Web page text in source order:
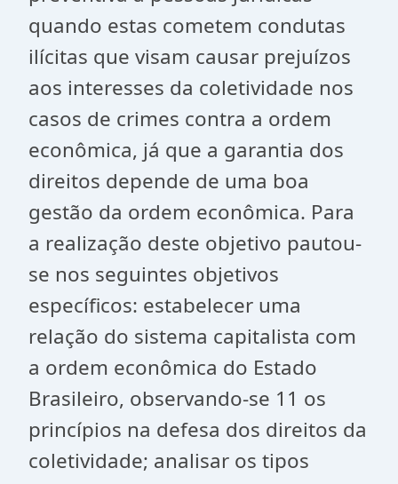
quando estas cometem condutas
ilícitas que visam causar prejuízos
aos interesses da coletividade nos
casos de crimes contra a ordem
econômica, já que a garantia dos
direitos depende de uma boa
gestão da ordem econômica. Para
a realização deste objetivo pautou-
se nos seguintes objetivos
específicos: estabelecer uma
relação do sistema capitalista com
a ordem econômica do Estado
Brasileiro, observando-se 11 os
princípios na defesa dos direitos da
coletividade; analisar os tipos